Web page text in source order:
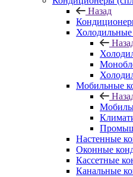
Назад
Холодильные
Мобильные
Настенные
Оконные
Кассетные
Канальные